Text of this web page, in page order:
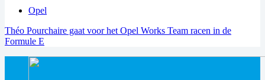
Opel
Théo Pourchaire gaat voor het Opel Works Team racen in de
Formule E